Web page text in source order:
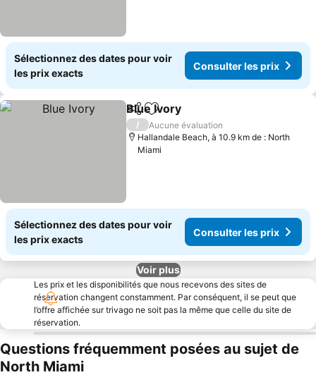
Sélectionnez des dates pour voir
les prix exacts
Consulter les prix
PartagerAjouter à mes favoris
Blue Ivory
/
Aucune évaluation
Hallandale Beach, à 10.9 km de : North
Miami
Sélectionnez des dates pour voir
les prix exacts
Consulter les prix
Voir plus
Les prix et les disponibilités que nous recevons des sites de
réservation changent constamment. Par conséquent, il se peut que
l’offre affichée sur trivago ne soit pas la même que celle du site de
réservation.
Questions fréquemment posées au sujet de
North Miami